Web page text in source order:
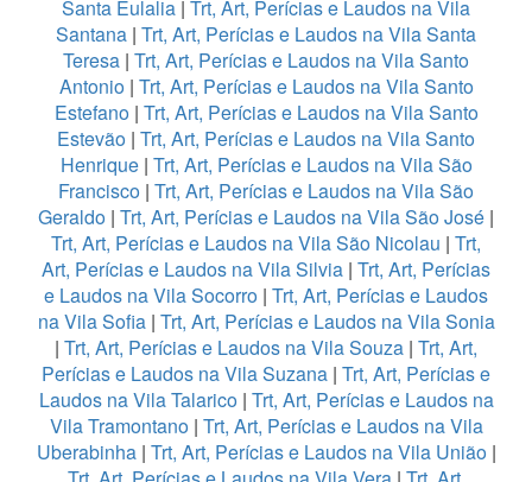
Santa Eulalia | Trt, Art, Perícias e Laudos na Vila
Santana | Trt, Art, Perícias e Laudos na Vila Santa
Teresa | Trt, Art, Perícias e Laudos na Vila Santo
Antonio| Trt, Art, Perícias e Laudos na Vila Santo
Estefano| Trt, Art, Perícias e Laudos na Vila Santo
Estevão | Trt, Art, Perícias e Laudos na Vila Santo
Henrique| Trt, Art, Perícias e Laudos na Vila São
Francisco | Trt, Art, Perícias e Laudos na Vila São
Geraldo | Trt, Art, Perícias e Laudos na Vila São José |
Trt, Art, Perícias e Laudos na Vila São Nicolau | Trt,
Art, Perícias e Laudos na Vila Silvia | Trt, Art, Perícias
e Laudos na Vila Socorro | Trt, Art, Perícias e Laudos
na Vila Sofia| Trt, Art, Perícias e Laudos na Vila Sonia
| Trt, Art, Perícias e Laudos na Vila Souza | Trt, Art,
Perícias e Laudos na Vila Suzana | Trt, Art, Perícias e
Laudos na Vila Talarico| Trt, Art, Perícias e Laudos na
Vila Tramontano| Trt, Art, Perícias e Laudos na Vila
Uberabinha| Trt, Art, Perícias e Laudos na Vila União|